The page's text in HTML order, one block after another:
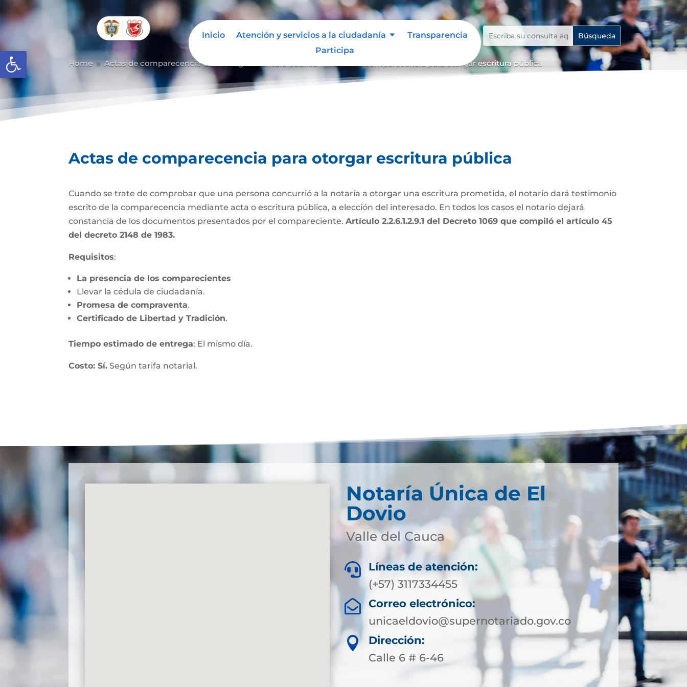
Abrir barra de herramientas
Inicio Atención y servicios a la ciudadanía
Transparencia
Participa
Home 9 Actas de comparecencia para otorgar escritura pública Actas de comparecencia para otorgar escritura pública
Actas de comparecencia para otorgar escritura pública
Cuando se trate de comprobar que una persona concurrió a la notaría a otorgar una escritura prometida, el notario dará testimonio
escrito de la comparecencia mediante acta o escritura pública, a elección del interesado. En todos los casos el notario dejará
constancia de los documentos presentados por el compareciente.Artículo 2.2.6.1.2.9.1 del Decreto 1069 que compiló el artículo 45
del decreto 2148 de 1983.
Requisitos:
La presencia de los comparecientes
Llevar la cédula de ciudadanía.
Promesa de compraventa.
Certificado de Libertad y Tradición.
Tiempo estimado de entrega: El mismo día.
Costo: Sí. Según tarifa notarial.
Notaría Única de El
Dovio
Valle del Cauca

Líneas de atención:
(+57) 3117334455

Correo electrónico:
unicaeldovio@supernotariado.gov.co

Dirección:
Calle 6 # 6-46